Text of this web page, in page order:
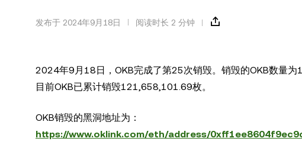
发布于 2024年9月18日 阅读时长 2 分钟
2024年9月18日，OKB完成了第25次销毁。销毁的OKB数量
目前OKB已累计销毁121,658,101.69枚。
OKB销毁的黑洞地址为：
https://www.oklink.com/eth/address/